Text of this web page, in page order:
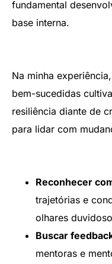
fundamental
base interna.
Na minha
bem-sucedidas
resiliência diante de
para lidar com
Reconhecer
trajetórias e
olhares
Buscar
mentoras e